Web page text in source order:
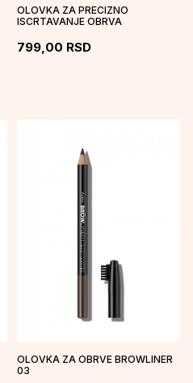
OLOVKA ZA PRECIZNO
ISCRTAVANJE OBRVA
799,00 RSD
OLOVKA ZA OBRVE BROWLINER
03